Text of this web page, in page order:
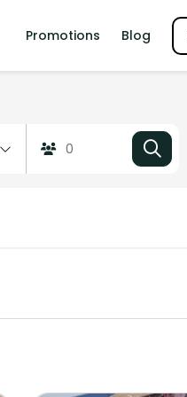
Promotions Blog